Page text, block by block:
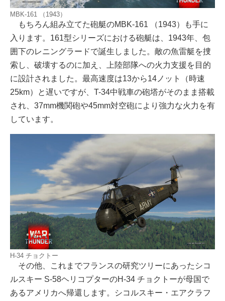
MBK-161 （1943）
もちろん組み立てた砲艇のMBK-161 （1943）も手に
入ります。161型シリーズにおける砲艇は、1943年、包
囲下のレニングラードで誕生しました。敵の魚雷艇を捜
索し、破壊するのに加え、上陸部隊への火力支援を目的
に設計されました。最高速度は13から14ノット（時速
25km）と遅いですが、T-34中戦車の砲塔がそのまま搭載
され、37mm機関砲や45mm対空砲により強力な火力を有
しています。
H-34 チョクトー
その他、これまでフランスの研究ツリーにあったシコ
ルスキー S-58ヘリコプターのH-34 チョクトーが母国で
あるアメリカへ帰還します。シコルスキー・エアクラフ